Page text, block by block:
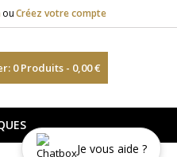
ouCréez votre compte
0Produits - 0,00 €
Je vous aide ?